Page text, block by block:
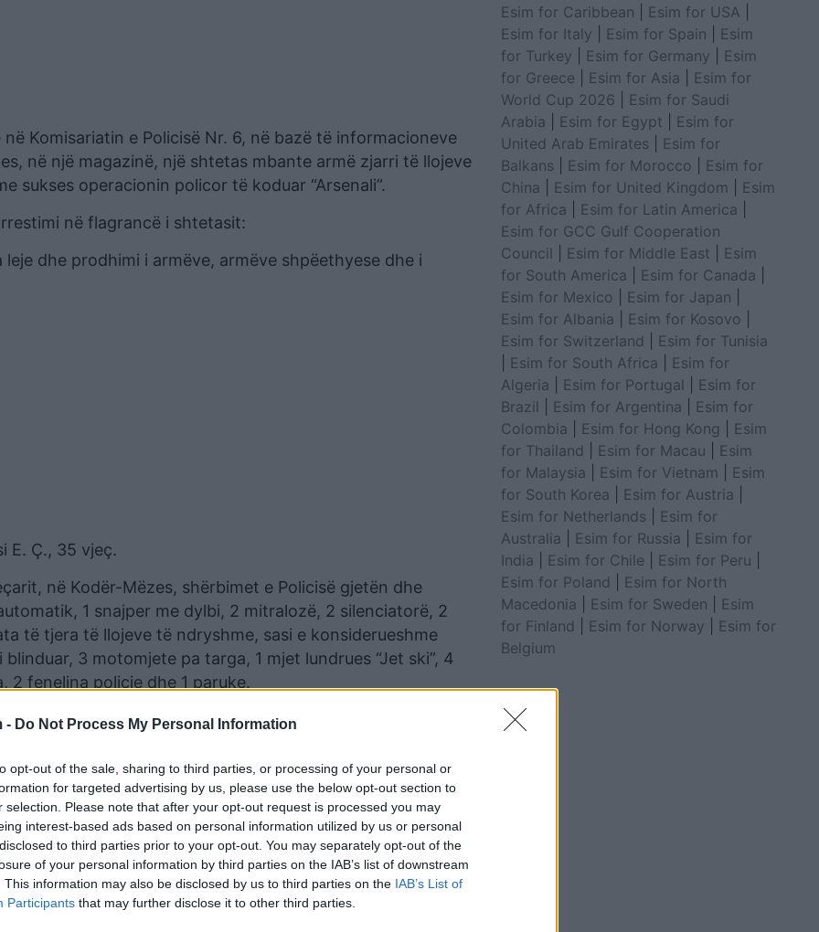
- Do Not Process My Personal Information
opt-out of the sale, sharing to third parties, or processing of your personal or
for targeted advertising by us, please use the below opt-out section to
selection. Please note that after your opt-out request is processed you may
interest-based ads based on personal information utilized by us or personal
to third parties prior to your opt-out. You may separately opt-out of the
of your personal information by third parties on the IAB’s list of downstream
This information may also be disclosed by us to third parties on the IAB’s List of
Participants that may further disclose it to other third parties.
Komisariatin e Policisë Nr. 6, në bazë të informacioneve
në një magazinë, një shtetas mbante armë zjarri të llojeve
sukses operacionin policor të koduar “Arsenali”.
në flagrancë i shtetasit:
dhe prodhimi i armëve, armëve shpëethyese dhe i
E. Ç., 35 vjeç.
në Kodër-Mëzes, shërbimet e Policisë gjetën dhe
1 snajper me dylbi, 2 mitralozë, 2 silenciatorë, 2
të tjera të llojeve të ndryshme, sasi e konsiderueshme
3 motomjete pa targa, 1 mjet lundrues “Jet ski”, 4
2 fenelina policie dhe 1 paruke.
identifkimin dhe kapjen e personave të tjerë të
mëtejshme procedurale.
Esim for Caribbean
Esim for USA
Esim for Italy
Esim for Spain
Esim
for Turkey
Esim for Germany
Esim
for Greece
Esim for Asia
Esim for
World Cup 2026
Esim for Saudi
Arabia
Esim for Egypt
Esim for
United Arab Emirates
Esim for
Balkans
Esim for Morocco
Esim for
China
Esim for United Kingdom
Esim
for Africa
Esim for Latin America
Esim for GCC Gulf Cooperation
Council
Esim for Middle East
Esim
for South America
Esim for Canada
Esim for Mexico
Esim for Japan
Esim for Albania
Esim for Kosovo
Esim for Switzerland
Esim for Tunisia
Esim for South Africa
Esim for
Algeria
Esim for Portugal
Esim for
Brazil
Esim for Argentina
Esim for
Colombia
Esim for Hong Kong
Esim
for Thailand
Esim for Macau
Esim
for Malaysia
Esim for Vietnam
Esim
for South Korea
Esim for Austria
Esim for Netherlands
Esim for
Australia
Esim for Russia
Esim for
India
Esim for Chile Esim for Peru
Esim for Poland
Esim for North
Macedonia
Esim for Sweden
Esim
for Finland
Esim for Norway
Esim for
Belgium